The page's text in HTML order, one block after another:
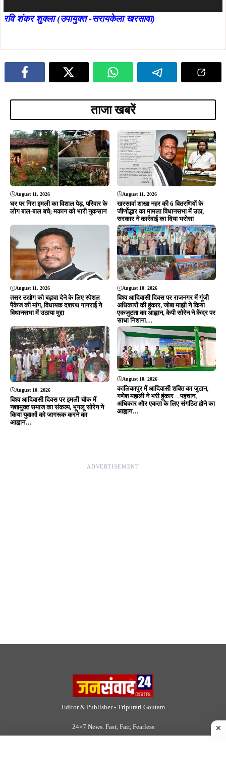
रवि शंकर शुक्ला (उपायुक्त -सरायकेला खरसावा)
ताजा खबरें
August 11, 2026
घर पर गिरा इमली का विशाल पेड़, परिवार के
लोग बाल-बाल बचे; मकान को भारी नुकसान
August 11, 2026
खरसावां शाखा नहर की 6 वितरणियों के
जीर्णोद्धार का मामला विधानसभा में उठा,
सरकार ने कार्रवाई का दिया भरोसा
August 11, 2026
तसर उद्योग को बढ़ावा देने के लिए स्पेशल
पैकेज की मांग, विधायक दशरथ गागराई ने
विधानसभा में उठाया मुद्दा
August 10, 2026
विश्व आदिवासी दिवस पर राजनगर में गूंजी
अधिकारों की हुंकार, जोबा माझी ने किया
एकजुटता का आह्वान, केपी सोरेन ने केंद्र पर
साधा निशाना…
August 10, 2026
विश्व आदिवासी दिवस पर इमली चौक में
नशामुक्त समाज का संकल्प, भूगलू सोरेन ने
किया युवाओं को जागरूक करने का
आह्वान…
August 10, 2026
कालिकापुर में आदिवासी शक्ति का जुटान,
गणेश महाली ने भरी हुंकार—पहचान,
अधिकार और एकता के लिए संगठित होने का
आह्वान…
ADVERTISEMENT
Editor & Publisher - Tripurari Goutam
24×7 News. Fast, Fair, Fearless